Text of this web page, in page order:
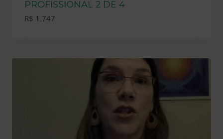
PROFISSIONAL 2 DE 4
R$ 1.747